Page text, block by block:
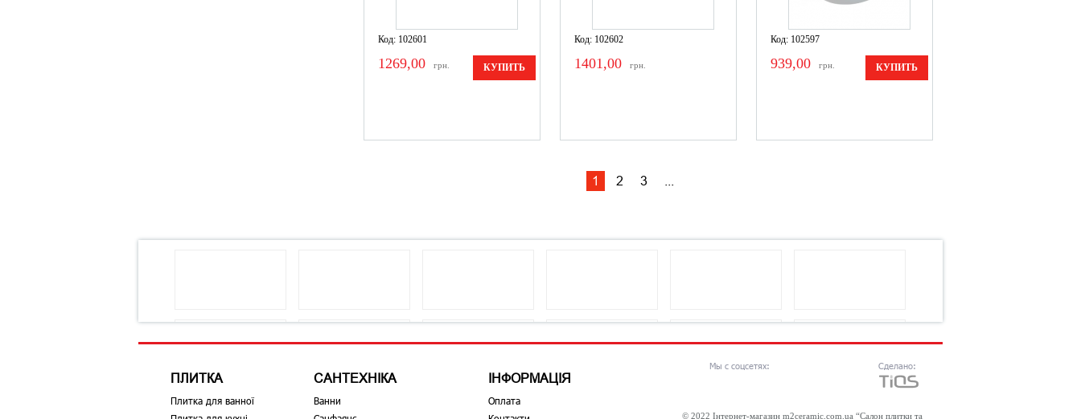
Код: 102601
КУПИТЬ
1269,00 грн.
Код: 102602
1401,00 грн.
Код: 102597
КУПИТЬ
939,00 грн.
1 2 3
Сделано:
Мы с соцсетях:
© 2022 Інтернет-магазин m2ceramic.com.ua “Салон плитки та
ПЛИТКА
Плитка для ванної
САНТЕХНІКА
Ванни
ІНФОРМАЦІЯ
Оплата